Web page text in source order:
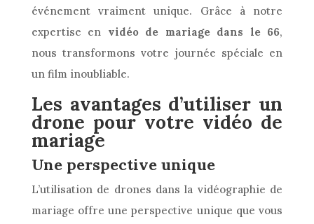
événement vraiment unique. Grâce à notre
expertise en vidéo de mariage dans le 66,
nous transformons votre journée spéciale en
un film inoubliable.
Les avantages d’utiliser un
drone pour votre vidéo de
mariage
Une perspective unique
L’utilisation de drones dans la vidéographie de
mariage offre une perspective unique que vous